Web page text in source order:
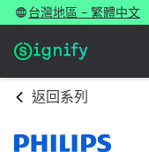
台灣地區 - 繁體中文
返回系列